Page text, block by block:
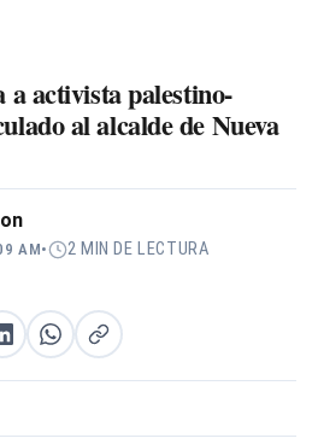
activista palestino-
al alcalde de Nueva
AM• 2 MIN DE LECTURA
en X
Compartir en LinkedIn
Compartir en WhatsApp
Copiar enlace